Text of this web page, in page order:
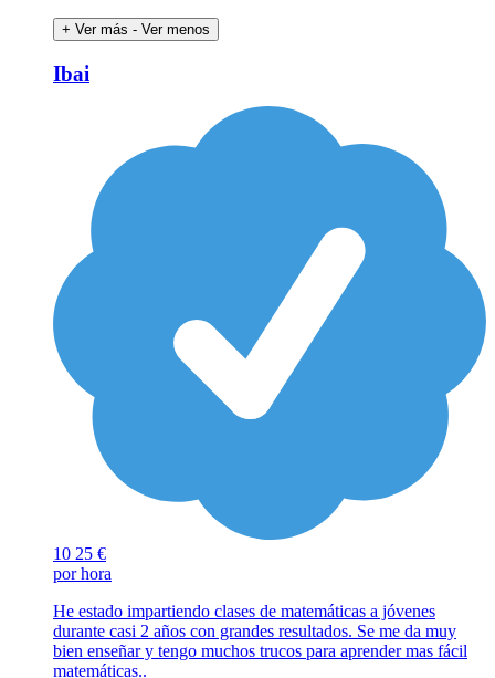
+ Ver más - Ver menos
Ibai
10 25 €
por hora
He estado impartiendo clases de matemáticas a jóvenes
durante casi 2 años con grandes resultados. Se me da muy
bien enseñar y tengo muchos trucos para aprender mas fácil
matemáticas..